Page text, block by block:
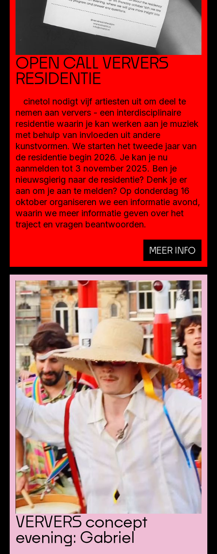
OPEN CALL VERVERS
RESIDENTIE
cinetol nodigt vijf artiesten uit om deel te
nemen aan ververs - een interdisciplinaire
residentie waarin je kan werken aan je muziek
met behulp van invloeden uit andere
kunstvormen. We starten het tweede jaar van
de residentie begin 2026. Je kan je nu
aanmelden tot 3 november 2025. Ben je
nieuwsgierig naar de residentie? Denk je er
aan om je aan te melden? Op donderdag 16
oktober organiseren we een informatie avond,
waarin we meer informatie geven over het
traject en vragen beantwoorden.
MEER INFO
VERVERS concept
evening: Gabriel